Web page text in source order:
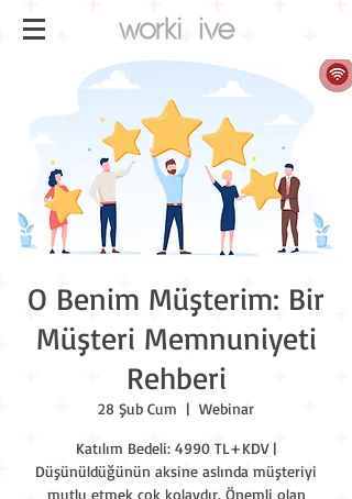
O Benim Müşterim: Bir
Müşteri Memnuniyeti
Rehberi
28 Şub Cum
  |
Webinar
Katılım Bedeli: 4990 TL+KDV |
Düşünüldüğünün aksine aslında müşteriyi
mutlu etmek çok kolaydır. Önemli olan